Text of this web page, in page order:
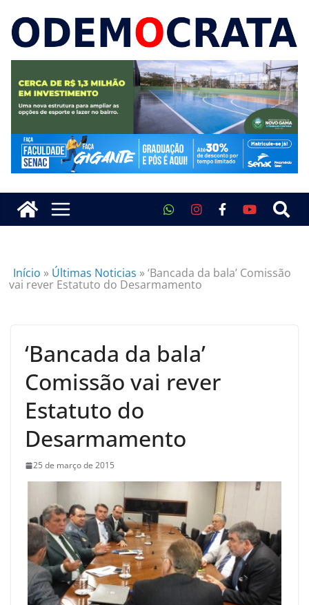
Início » Últimas Noticias »‘Bancada da bala’ Comissão
vai rever Estatuto do Desarmamento
‘Bancada da bala’
Comissão vai rever
Estatuto do
Desarmamento
25 de março de 2015